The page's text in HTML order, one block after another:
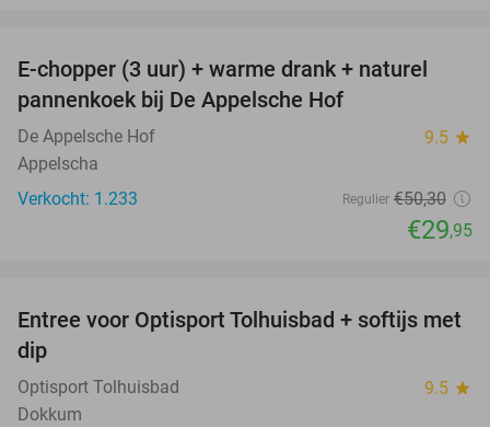
40%
E-chopper (3 uur) + warme drank + naturel
pannenkoek bij De Appelsche Hof
De Appelsche Hof 9.5 star
Appelscha
Verkocht: 1.233
Regulier €50,30
€29,95
34%
Entree voor Optisport Tolhuisbad + softijs met
dip
Optisport Tolhuisbad 9.5 star
Dokkum